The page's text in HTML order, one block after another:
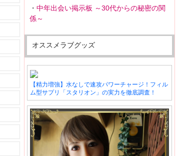
中年出会い掲示板 ～30代からの秘密の関
係～
オススメラブグッズ
【精力増強】水なしで速攻パワーチャージ！フィル
ム型サプリ「スタリオン」の実力を徹底調査！